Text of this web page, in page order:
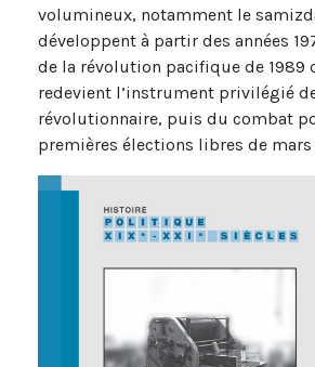
volumineux, notamment le
développent à partir des années
de la révolution pacifique de 1989
redevient l’instrument privilégié
révolutionnaire, puis du combat
premières élections libres de mars